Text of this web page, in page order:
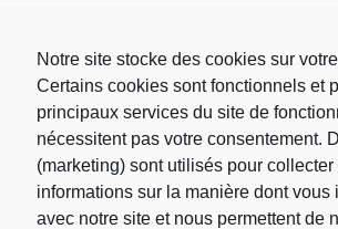
Notre site stocke des cookies sur
Certains cookies sont fonctionnels et
principaux services du site de
nécessitent pas votre consentement.
(marketing) sont utilisés pour collecter
informations sur la manière dont vous
avec notre site et nous permettent de
1 2 3 4 5 6
8
9 10 11 12
15
16 17 18 19
22
23 24 25 26 27
29